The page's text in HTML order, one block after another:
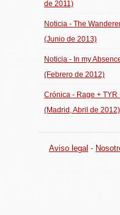
de 2011)
Noticia - The
(Junio de 2013)
Noticia - In my
(Febrero de 2012)
Crónica - Rage + TYR
(Madrid, Abril de 2012)
Aviso legal -